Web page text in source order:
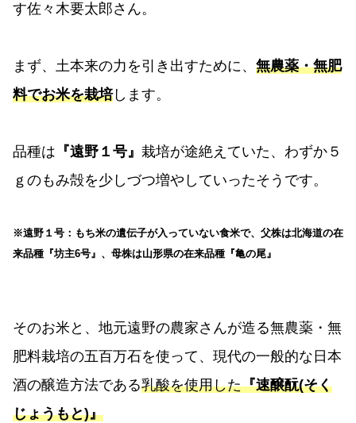
す佐々木要太郎さん。
まず、土本来の力を引き出すために、 無農薬・無肥
料でお米を栽培します。
品種は 『遠野１号』 栽培が途絶えていた、わずか５
ｇのもみ殻を少しづつ増やしていったそうです。
※遠野１号：もち米の遺伝子が入っていない食米で、父株は北海道の在
来品種『坊主6号』、母株は山形県の在来品種『亀の尾』
そのお米と、地元遠野の農家さんが造る無農薬・無
肥料栽培の五百万石を使って、現代の一般的な日本
酒の醸造方法である乳酸を使用した『速醸酛(そく
じょうもと)』